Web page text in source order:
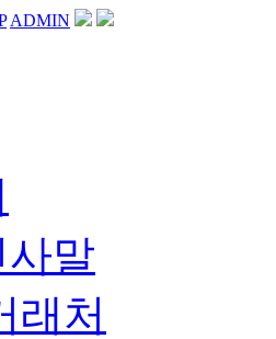
ADMIN
사말
래처